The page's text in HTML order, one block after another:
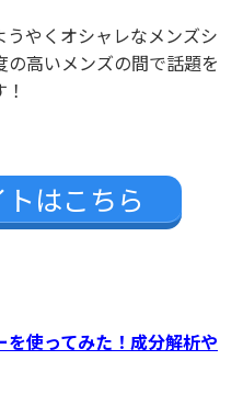
やくオシャレなメンズシ
高いメンズの間で話題を
はこちら
を使ってみた！成分解析や